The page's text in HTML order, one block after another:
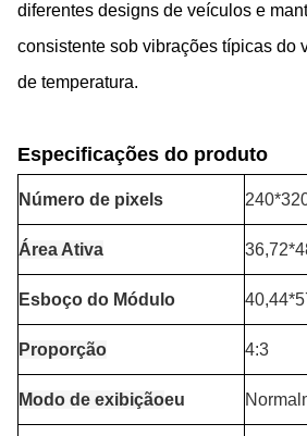
diferentes designs de veículos e
consistente sob vibrações típicas do
de temperatura.
Especificações do produto
Número de pixels
Área Ativa
Esboço do Módulo
Proporção 4:3
Modo de exibiçãoeu